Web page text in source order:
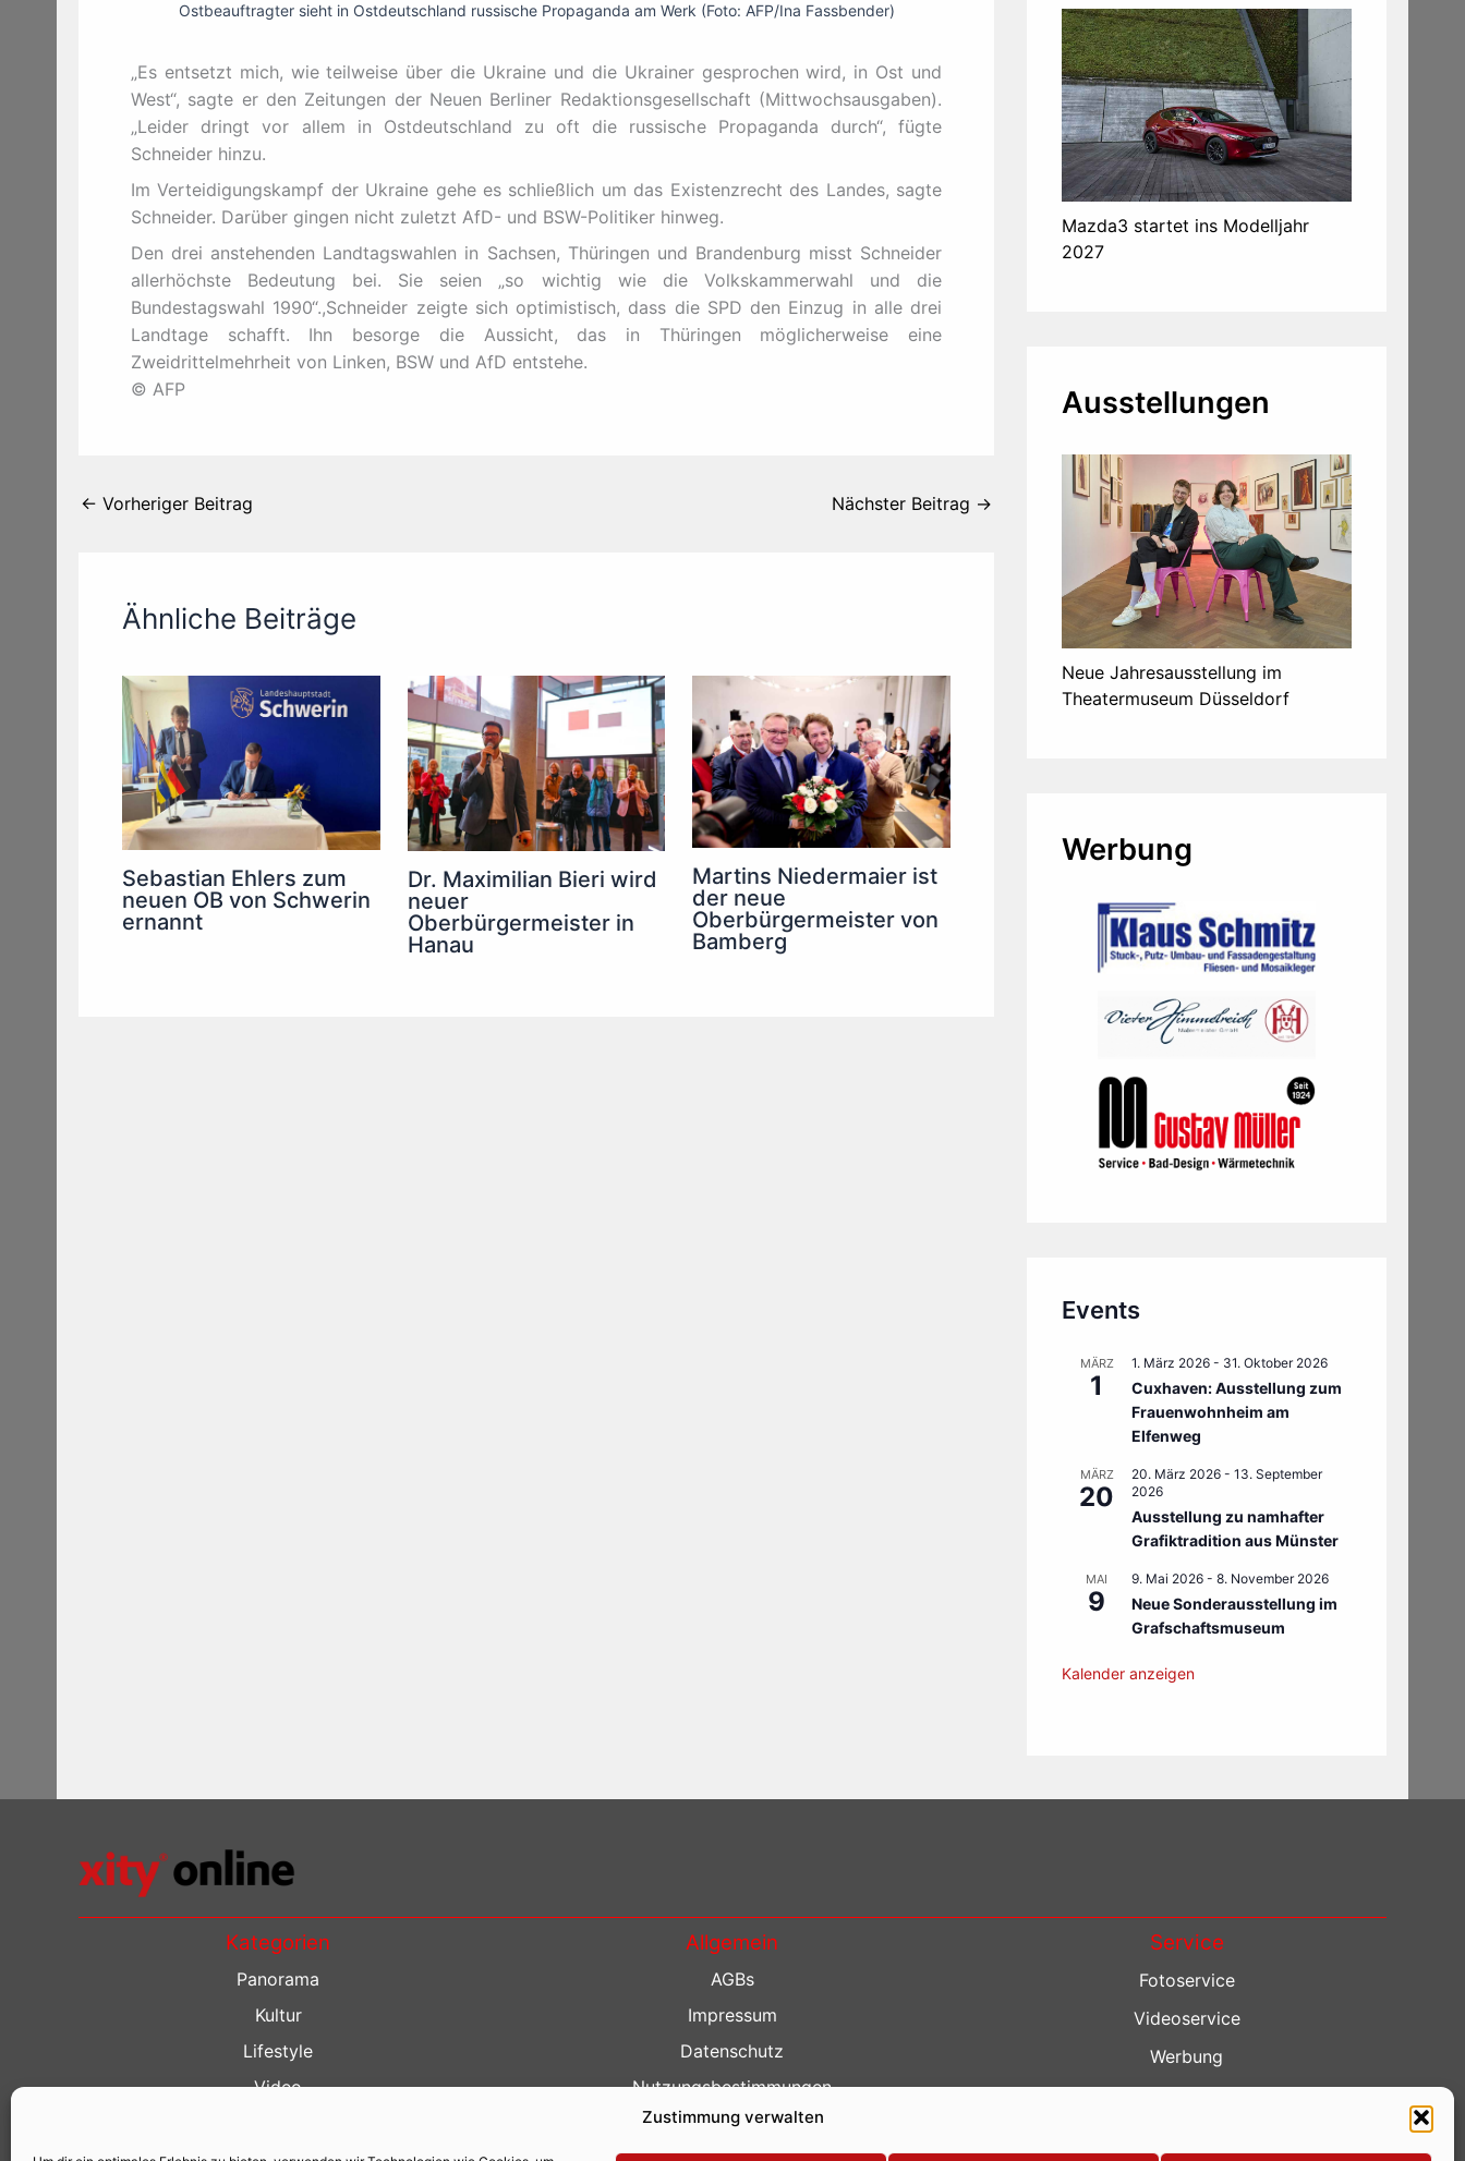
Zustimmung verwalten
Ostbeauftragter sieht in Ostdeutschland russische Propaganda am Werk (Foto: AFP/Ina Fassbender)
„Es entsetzt mich, wie teilweise über die Ukraine und die Ukrainer gesprochen wird, in Ost und
West“, sagte er den Zeitungen der Neuen Berliner Redaktionsgesellschaft (Mittwochsausgaben).
„Leider dringt vor allem in Ostdeutschland zu oft die russische Propaganda durch“, fügte
Schneider hinzu.
Im Verteidigungskampf der Ukraine gehe es schließlich um das Existenzrecht des Landes, sagte
Schneider. Darüber gingen nicht zuletzt AfD- und BSW-Politiker hinweg.
Den drei anstehenden Landtagswahlen in Sachsen, Thüringen und Brandenburg misst Schneider
allerhöchste Bedeutung bei. Sie seien „so wichtig wie die Volkskammerwahl und die
Bundestagswahl 1990“.,Schneider zeigte sich optimistisch, dass die SPD den Einzug in alle drei
Landtage schafft. Ihn besorge die Aussicht, das in Thüringen möglicherweise eine
Zweidrittelmehrheit von Linken, BSW und AfD entstehe.
© AFP
← Vorheriger Beitrag Nächster Beitrag →
Ähnliche Beiträge
Sebastian Ehlers zum
neuen OB von Schwerin
ernannt
Dr. Maximilian Bieri wird
neuer
Oberbürgermeister in
Hanau
Martins Niedermaier ist
der neue
Oberbürgermeister von
Bamberg
Mazda3 startet ins Modelljahr
2027
Ausstellungen
Neue Jahresausstellung im
Theatermuseum Düsseldorf
Werbung
Events
MÄRZ
1
1. März 2026 - 31. Oktober 2026
Cuxhaven: Ausstellung zum
Frauenwohnheim am
Elfenweg
MÄRZ
20
20. März 2026 - 13. September
2026
Ausstellung zu namhafter
Grafiktradition aus Münster
MAI
9
9. Mai 2026 - 8. November 2026
Neue Sonderausstellung im
Grafschaftsmuseum
Kalender anzeigen
Kategorien
Panorama
Kultur
Lifestyle
Video
Allgemein
AGBs
Impressum
Datenschutz
Nutzungsbestimmungen
Kontakt
Service
Fotoservice
Videoservice
Werbung